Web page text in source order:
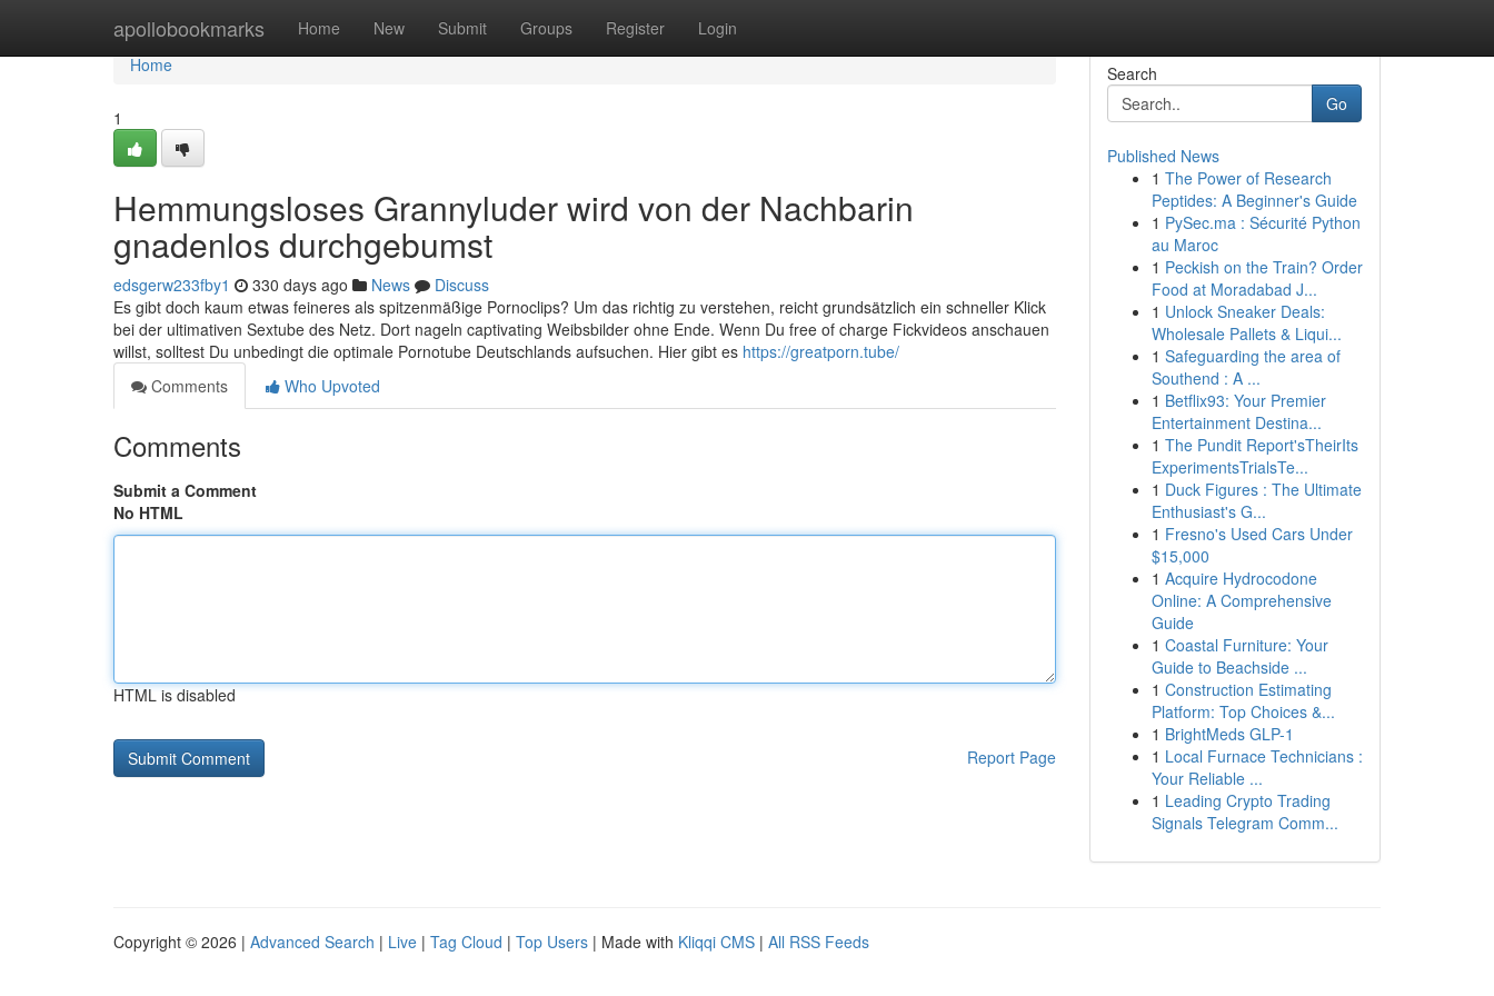
apollobookmarks Home New Submit Groups Register Login
Home
Home
1
Hemmungsloses Grannyluder wird von der Nachbarin
gnadenlos durchgebumst
edsgerw233fby1 330 days ago News
Discuss
Es gibt doch kaum etwas feineres als spitzenmäßige Pornoclips? Um das richtig zu verstehen, reicht grundsätzlich ein schneller Klick
bei der ultimativen Sextube des Netz. Dort nageln captivating Weibsbilder ohne Ende. Wenn Du free of charge Fickvideos anschauen
willst, solltest Du unbedingt die optimale Pornotube Deutschlands aufsuchen. Hier gibt es https://greatporn.tube/
Comments
Who Upvoted
Comments
Submit a Comment
No HTML
HTML is disabled
Report Page
Search
Go
Published News
1 The Power of Research
Peptides: A Beginner's Guide
1 PySec.ma : Sécurité Python
au Maroc
1 Peckish on the Train? Order
Food at Moradabad J...
1 Unlock Sneaker Deals:
Wholesale Pallets & Liqui...
1 Safeguarding the area of
Southend : A ...
1 Betflix93: Your Premier
Entertainment Destina...
1 The Pundit Report'sTheirIts
ExperimentsTrialsTe...
1 Duck Figures : The Ultimate
Enthusiast's G...
1 Fresno's Used Cars Under
$15,000
1 Acquire Hydrocodone
Online: A Comprehensive
Guide
1 Coastal Furniture: Your
Guide to Beachside ...
1 Construction Estimating
Platform: Top Choices &...
1 BrightMeds GLP-1
1 Local Furnace Technicians :
Your Reliable ...
1 Leading Crypto Trading
Signals Telegram Comm...
Copyright © 2026 | Advanced Search | Live | Tag Cloud | Top Users | Made with Kliqqi CMS | All RSS Feeds